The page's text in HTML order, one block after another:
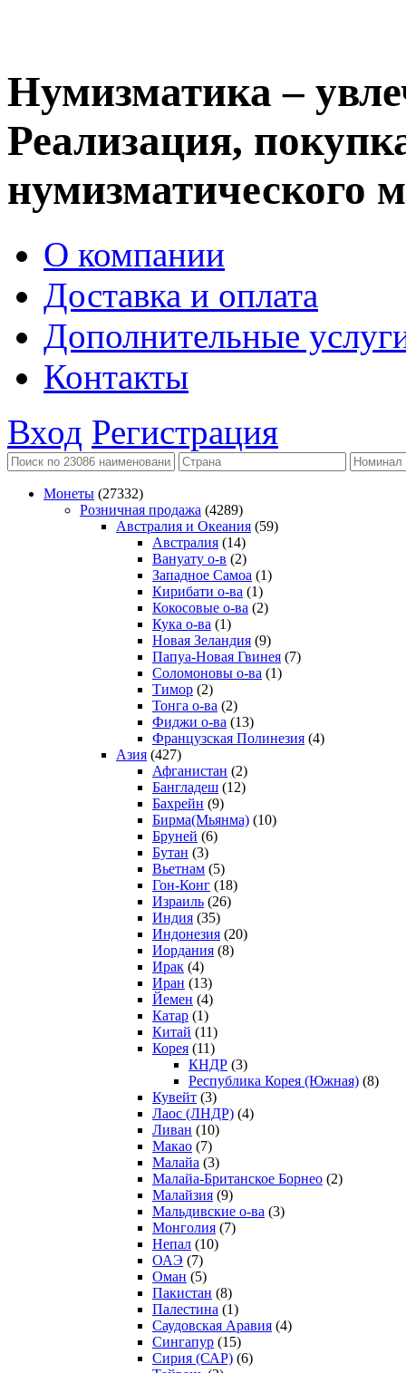
Нумизматика –
Реализация,
нумизматического
О компании
Доставка и оплата
Дополнительные
Контакты
Вход Регистрация
Монеты (27332)
Розничная продажа (4289)
Австралия и Океания (59)
Австралия (14)
Вануату о-в (2)
Западное Самоа (1)
Кирибати о-ва (1)
Кокосовые о-ва (2)
Кука о-ва (1)
Новая Зеландия (9)
Папуа-Новая Гвинея (7)
Соломоновы о-ва (1)
Тимор (2)
Тонга о-ва (2)
Фиджи о-ва (13)
Французская Полинезия (4)
Азия (427)
Афганистан (2)
Бангладеш (12)
Бахрейн (9)
Бирма(Мьянма) (10)
Бруней (6)
Бутан (3)
Вьетнам (5)
Гон-Конг (18)
Израиль (26)
Индия (35)
Индонезия (20)
Иордания (8)
Ирак (4)
Иран (13)
Йемен (4)
Катар (1)
Китай (11)
Корея (11)
КНДР (3)
Республика Корея (Южная) (8)
Кувейт (3)
Лаос (ЛНДР) (4)
Ливан (10)
Макао (7)
Малайа (3)
Малайа-Британское Борнео (2)
Малайзия (9)
Мальдивские о-ва (3)
Монголия (7)
Непал (10)
ОАЭ (7)
Оман (5)
Пакистан (8)
Палестина (1)
Саудовская Аравия (4)
Сингапур (15)
Сирия (САР) (6)